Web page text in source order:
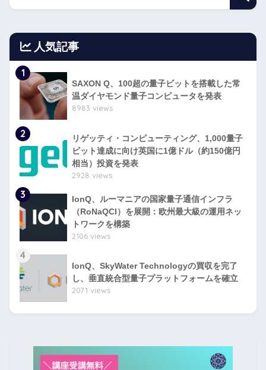
人気記事
1
SAXON Q、100超の量子ビットを搭載した常
温ダイヤモンド量子コンピュータを発表
8983 views
2
リゲッティ・コンピューティング、1,000量子
ビット達成に向け英国に1億ドル（約150億円
相当）投資を発表
2928 views
3
IonQ、ルーマニアの国家量子通信インフラ
（RoNaQCI）を展開：欧州最大級の運用ネッ
トワークを構築
2106 views
4
IonQ、SkyWater Technologyの買収を完了
し、垂直統合型量子プラットフォームを確立
2071 views